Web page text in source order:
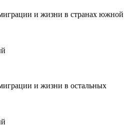
и жизни в странах южной
и жизни в остальных